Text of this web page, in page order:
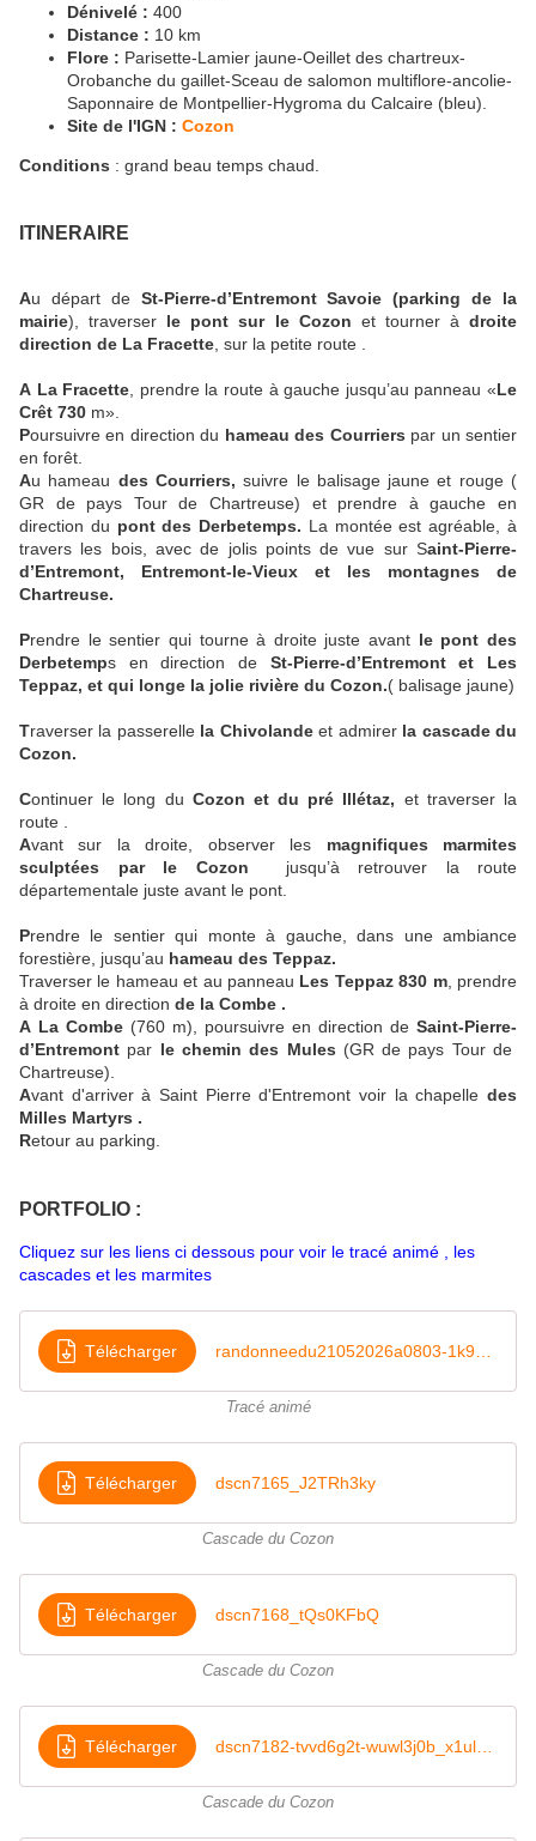
Dénivelé : 400
Distance : 10 km
Flore : Parisette-Lamier jaune-Oeillet des chartreux-
Orobanche du gaillet-Sceau de salomon multiflore-ancolie-
Saponnaire de Montpellier-Hygroma du Calcaire (bleu).
Site de l'IGN : Cozon
Conditions : grand beau temps chaud.
ITINERAIRE
Au départ deSt-Pierre-d’Entremont Savoie (parking de la
mairie), traverser le pont sur le Cozon et tourner àdroite
direction de La Fracette, sur la petite route .
A La Fracette, prendre la route à gauche jusqu’au panneau «Le
Crêt 730 m».
Poursuivre en direction du hameau des Courriers par un sentier
en forêt.
Au hameau des Courriers, suivre le balisage jaune et rouge (
GR de pays Tour de Chartreuse) et prendre à gauche en
direction du pont des Derbetemps. La montée est agréable, à
travers les bois, avec de jolis points de vue sur Saint-Pierre-
d’Entremont, Entremont-le-Vieux et les montagnes de
Chartreuse.
Prendre le sentier qui tourne à droite juste avant le pont des
Derbetemps en direction de St-Pierre-d’Entremont et Les
Teppaz, et qui longe la jolie rivière du Cozon.( balisage jaune)
Traverser la passerellela Chivolandeet admirerla cascade du
Cozon.
Continuer le long du Cozon et du pré Illétaz, et traverser la
route .
Avant sur la droite, observer les magnifiques marmites
sculptées par le Cozon jusqu’à retrouver la route
départementale juste avant le pont.
Prendre le sentier qui monte à gauche, dans une ambiance
forestière, jusqu’au hameau des Teppaz.
Traverser le hameau et au panneau Les Teppaz 830 m, prendre
à droite en direction de la Combe .
A La Combe (760 m), poursuivre en direction de Saint-Pierre-
d’Entremont par le chemin des Mules (GR de pays Tour de
Chartreuse).
Avant d'arriver à Saint Pierre d'Entremont voir la chapelle des
Milles Martyrs .
Retour au parking.
PORTFOLIO :
Cliquez sur les liens ci dessous pour voir le tracé animé , les
cascades et les marmites
Télécharger
Tracé animé
Télécharger dscn7165_J2TRh3ky
Cascade du Cozon
Télécharger dscn7168_tQs0KFbQ
Cascade du Cozon
Télécharger
Cascade du Cozon